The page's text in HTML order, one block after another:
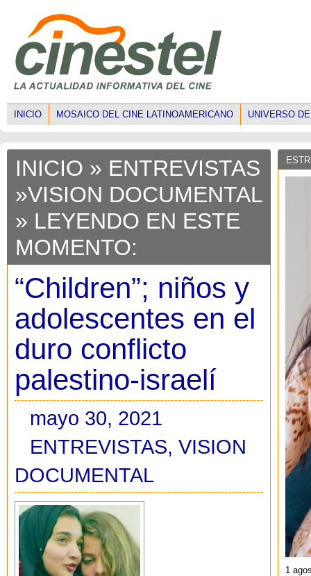
INICIO MOSAICO DEL CINE LATINOAMERICANO UNIVERSO
INICIO » ENTREVISTAS
»VISION DOCUMENTAL
» LEYENDO EN ESTE
MOMENTO:
“Children”; niños y
adolescentes en el
duro conflicto
palestino-israelí
mayo 30, 2021
ENTREVISTAS, VISION
DOCUMENTAL
1